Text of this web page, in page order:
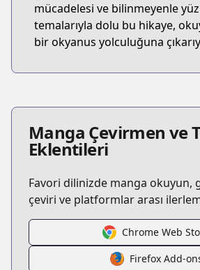
mücadelesi ve bilinmeyenle
temalarıyla dolu bu hikaye,
bir okyanus yolculuğuna
Manga Çevirmen ve
Eklentileri
Favori dilinizde manga okuyun,
çeviri ve platformlar arası
Chrome Web
Firefox Add-